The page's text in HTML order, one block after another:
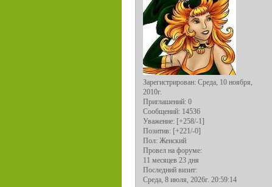
Зарегистрирован: Среда, 10 ноября,
2010г.
Приглашений:0
Сообщений:14536
Уважение: [+258/-1]
Позитив: [+221/-0]
Пол:Женский
Провел на форуме:
11 месяцев 23 дня
Последний визит:
Среда, 8 июля, 2026г. 20:59:14